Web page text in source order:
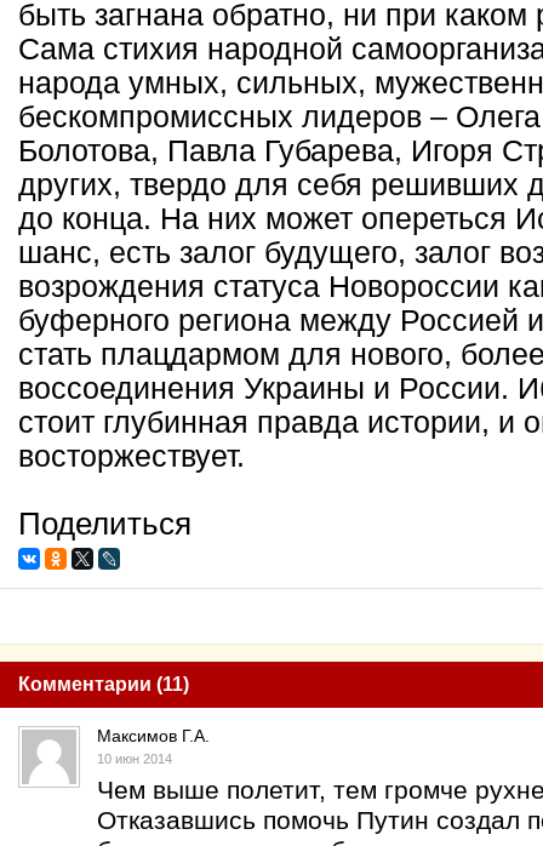
быть загнана обратно, ни при каком
Сама стихия народной
народа умных, сильных,
бескомпромиссных лидеров –
Болотова, Павла Губарева, Игоря
других, твердо для себя решивших
до конца. На них может опереться
шанс, есть залог будущего, залог
возрождения статуса Новороссии
буферного региона между Россией
стать плацдармом для нового,
воссоединения Украины и России.
стоит глубинная правда истории, и
восторжествует.
Поделиться
Комментарии (11)
Максимов Г.А.
10 июн 2014
Чем выше полетит, тем громче
Отказавшись помочь Путин создал